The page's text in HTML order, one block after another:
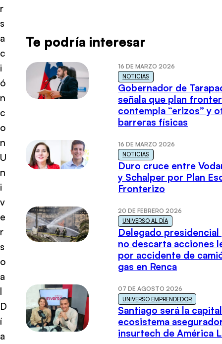
r
s
a
c
i
ó
n
c
o
n
U
n
i
v
e
r
s
o
a
l
D
í
a
Te podría interesar
16 DE MARZO 2026
NOTICIAS
Gobernador de
señala que plan
contempla “erizos” y
barreras físicas
16 DE MARZO 2026
NOTICIAS
Duro cruce entre
y Schalper por Plan
Fronterizo
20 DE FEBRERO 2026
UNIVERSO AL DÍA
Delegado presidencial
no descarta acciones
por accidente de
gas en Renca
07 DE AGOSTO 2026
UNIVERSO EMPRENDEDOR
Santiago será la
ecosistema
insurtech de América